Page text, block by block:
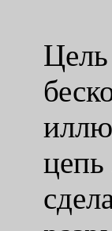
цепь